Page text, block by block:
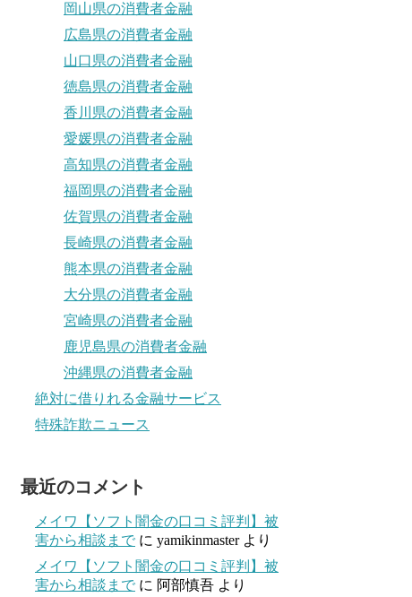
岡山県の消費者金融
広島県の消費者金融
山口県の消費者金融
徳島県の消費者金融
香川県の消費者金融
愛媛県の消費者金融
高知県の消費者金融
福岡県の消費者金融
佐賀県の消費者金融
長崎県の消費者金融
熊本県の消費者金融
大分県の消費者金融
宮崎県の消費者金融
鹿児島県の消費者金融
沖縄県の消費者金融
絶対に借りれる金融サービス
特殊詐欺ニュース
最近のコメント
メイワ【ソフト闇金の口コミ評判】被
害から相談まで に yamikinmasterより
メイワ【ソフト闇金の口コミ評判】被
害から相談まで に 阿部慎吾 より